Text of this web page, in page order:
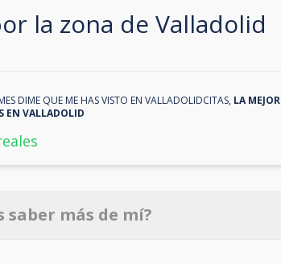
la zona de Valladolid
DIME QUE ME HAS VISTO EN VALLADOLIDCITAS, LA MEJOR
EN VALLADOLID
saber más de mí?